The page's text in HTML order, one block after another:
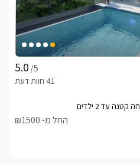
/5
החל מ- ₪1500